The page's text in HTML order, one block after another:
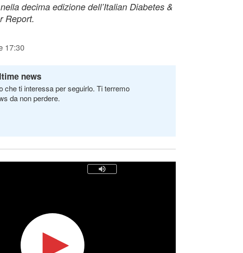
decima edizione dell’Italian Diabetes &
Report.
17:30
news
che ti interessa per seguirlo. Ti terremo
da non perdere.